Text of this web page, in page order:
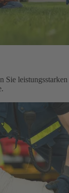
Sie leistungsstarken